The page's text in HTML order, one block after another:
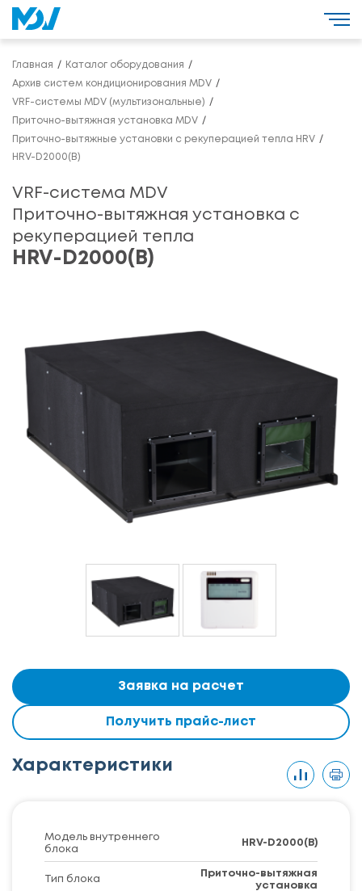
Главная Каталог оборудования
Архив систем кондиционирования MDV
VRF-системы MDV (мультизональные)
Приточно-вытяжная установка MDV
Приточно-вытяжные установки с рекуперацией тепла HRV
HRV-D2000(B)
VRF-система MDV
Приточно-вытяжная установка с
рекуперацией тепла
HRV-D2000(B)
Заявка на расчет
Получить прайс-лист
Характеристики
Модель внутреннего
блока
HRV-D2000(B)
Тип блока
Приточно-вытяжная
установка